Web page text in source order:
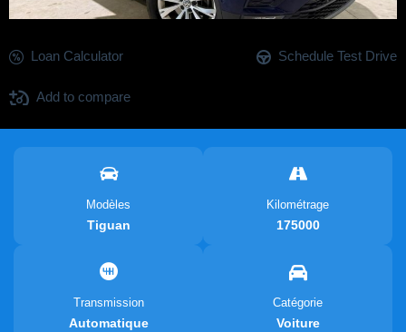
Loan Calculator Schedule Test Drive
Add to compare
Modèles
Tiguan
Kilométrage
175000
Transmission
Automatique
Catégorie
Voiture